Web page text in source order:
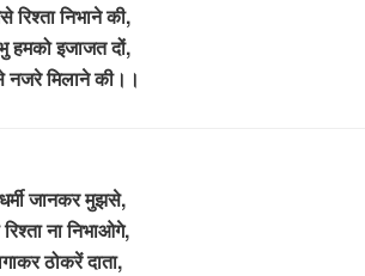
रिश्ता निभाने की,
हमको इजाजत दों,
नजरे मिलाने की।।
जानकर मुझसे,
ना निभाओगे,
ठोकरें दाता,